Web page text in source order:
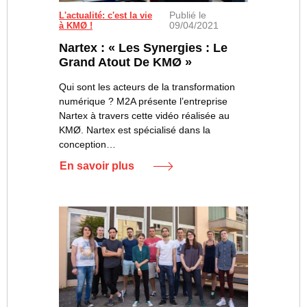
Dans les locaux de Nartex à KMØ - © Mehdi
L'actualité: c'est la vie
à KMØ !
Publié le
09/04/2021
Nartex : « Les Synergies : Le
Grand Atout De KMØ »
Qui sont les acteurs de la transformation
numérique ? M2A présente l’entreprise
Nartex à travers cette vidéo réalisée au
KMØ. Nartex est spécialisé dans la
conception…
En savoir plus